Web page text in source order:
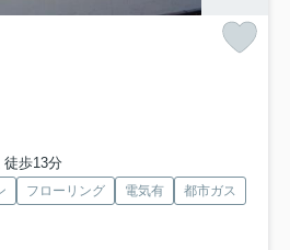
徒歩13分
フローリング 電気有
都市ガス